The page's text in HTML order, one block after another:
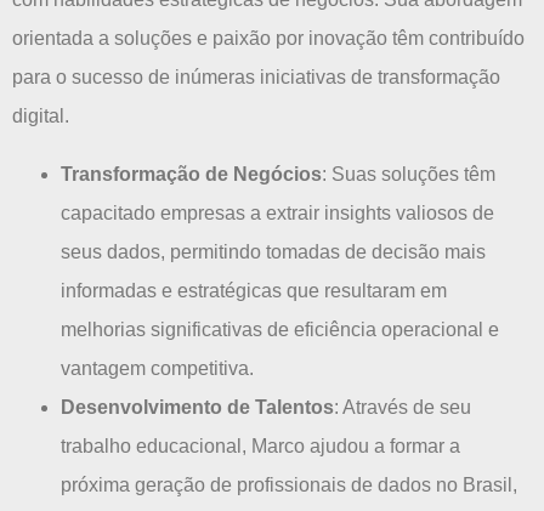
orientada a soluções e paixão por inovação têm contribuído
para o sucesso de inúmeras iniciativas de transformação
digital.
Transformação de Negócios: Suas soluções têm
capacitado empresas a extrair insights valiosos de
seus dados, permitindo tomadas de decisão mais
informadas e estratégicas que resultaram em
melhorias significativas de eficiência operacional e
vantagem competitiva.
Desenvolvimento de Talentos: Através de seu
trabalho educacional, Marco ajudou a formar a
próxima geração de profissionais de dados no Brasil,